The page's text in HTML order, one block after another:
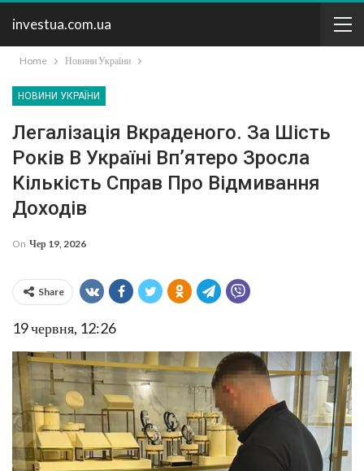
investua.com.ua
Home Новини України
НОВИНИ УКРАЇНИ
Легалізація Вкраденого. За Шість
Років В Україні Вп’ятеро Зросла
Кількість Справ Про Відмивання
Доходів
On Чер 19, 2026
Share
19 червня, 12:26